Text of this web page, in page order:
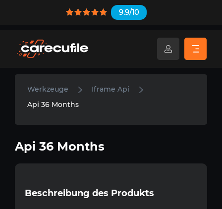
9.9/10
Werkzeuge
Iframe Api
Api 36 Months
Api 36 Months
Beschreibung des Produkts